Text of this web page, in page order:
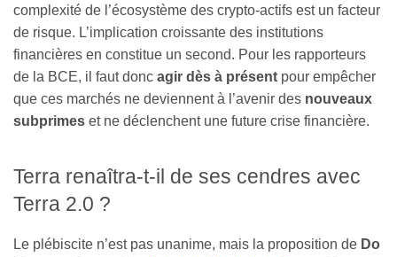
complexité de l’écosystème des crypto-actifs est un facteur
de risque. L’implication croissante des institutions
financières en constitue un second. Pour les rapporteurs
de la BCE, il faut donc agir dès à présent pour empêcher
que ces marchés ne deviennent à l’avenir des nouveaux
subprimes et ne déclenchent une future crise financière.
Terra renaîtra-t-il de ses cendres avec
Terra 2.0 ?
Le plébiscite n’est pas unanime, mais la proposition de Do